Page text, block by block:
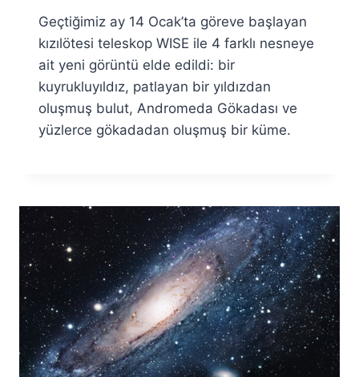
Fuat
Özyar
Geçtiğimiz ay 14 Ocak’ta göreve başlayan
kızılötesi teleskop WISE ile 4 farklı nesneye
ait yeni görüntü elde edildi: bir
kuyrukluyıldız, patlayan bir yıldızdan
oluşmuş bulut, Andromeda Gökadası ve
yüzlerce gökadadan oluşmuş bir küme.